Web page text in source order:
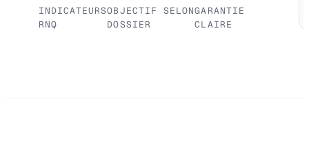
INDICATEURS
RNQ
OBJECTIF SELON
DOSSIER
GARANTIE
CLAIRE